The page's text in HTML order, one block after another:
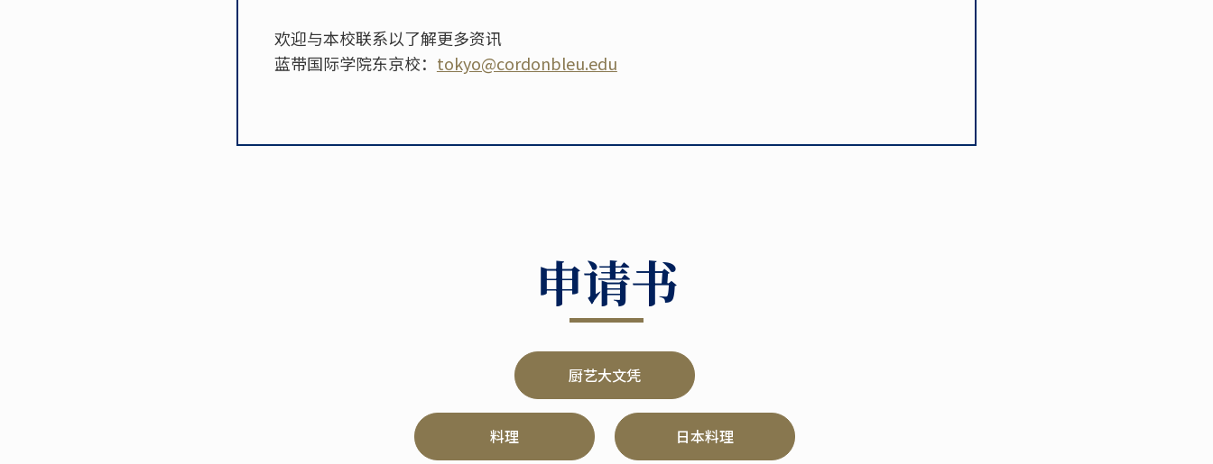
欢迎与本校联系以了解更多资讯
蓝带国际学院东京校： tokyo@cordonbleu.edu
申请书
厨艺大文凭
料理 日本料理